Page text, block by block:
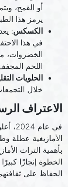
أو القمح،
يرمز هذا
الكسكس:
في هذا
الخضروات،
اللحم
الحلويات
خلال
الاعتراف
في
الأمازيغية عطلة
بأهمية التراث
الخطوة إنجازًا
الحفاظ على